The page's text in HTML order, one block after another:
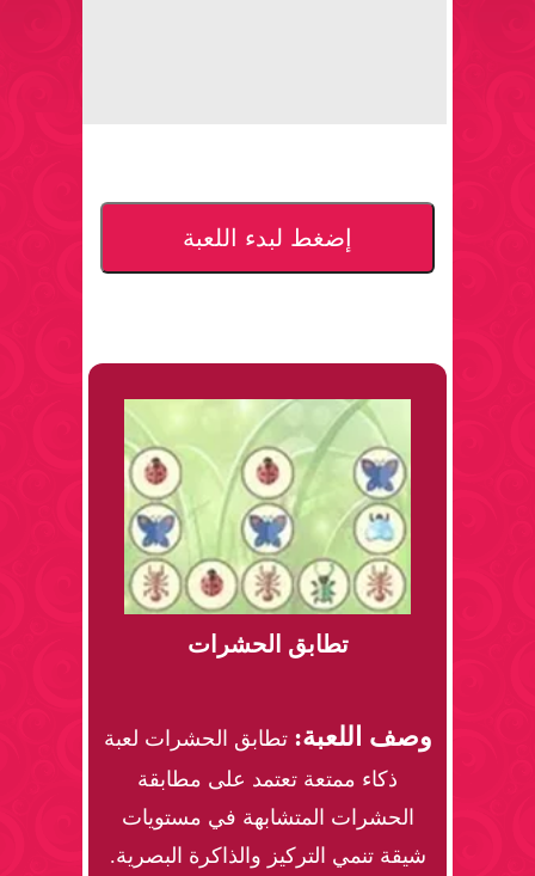
إضغط لبدء اللعبة
تطابق الحشرات
وصف اللعبة: تطابق الحشرات لعبة
ذكاء ممتعة تعتمد على مطابقة
الحشرات المتشابهة في مستويات
شيقة تنمي التركيز والذاكرة البصرية.